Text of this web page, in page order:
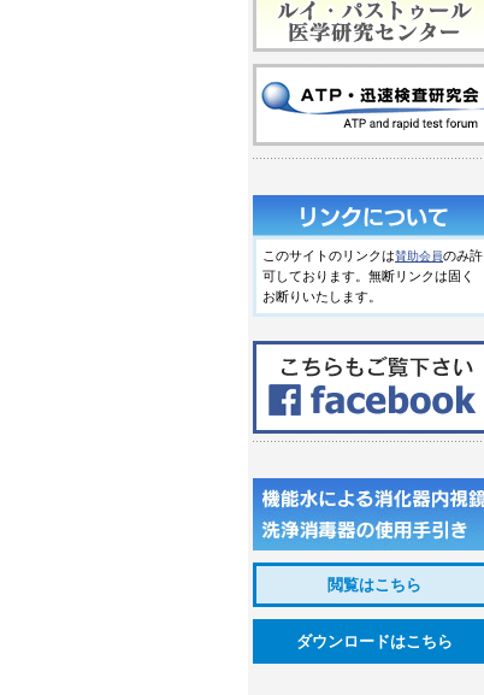
このサイトのリンクは賛助会員のみ許
可しております。無断リンクは固く
お断りいたします。
閲覧はこちら
ダウンロードはこちら